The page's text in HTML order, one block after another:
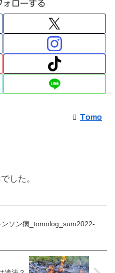
ローする
Tomo
した。
ンソン病_tomolog_sum2022-